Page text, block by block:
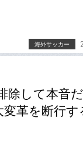
海外サッカー
除して本音
革を断行す